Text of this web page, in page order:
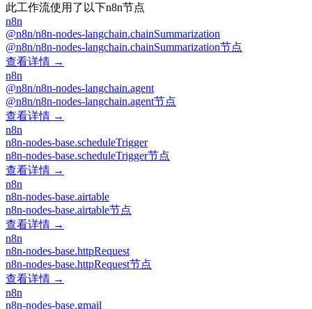
此工作流使用了以下n8n节点
n8n
@n8n/n8n-nodes-langchain.chainSummarization
@n8n/n8n-nodes-langchain.chainSummarization节点
查看详情 →
n8n
@n8n/n8n-nodes-langchain.agent
@n8n/n8n-nodes-langchain.agent节点
查看详情 →
n8n
n8n-nodes-base.scheduleTrigger
n8n-nodes-base.scheduleTrigger节点
查看详情 →
n8n
n8n-nodes-base.airtable
n8n-nodes-base.airtable节点
查看详情 →
n8n
n8n-nodes-base.httpRequest
n8n-nodes-base.httpRequest节点
查看详情 →
n8n
n8n-nodes-base.gmail